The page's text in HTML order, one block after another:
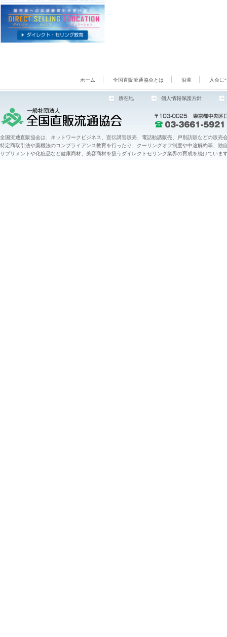
ホーム 全国直販流通協会とは 沿革 入会に
所在地 個人情報保護方針
全国流通直販協会は、ネットワークビジネス、宣伝講習販売、電話勧誘販売、戸別訪販などの販売
特定商取引法や薬機法のコンプライアンス教育を行ったり、クーリングオフ制度や中途解約等、
サプリメントや化粧品など健康商材、美容商材を扱うダイレクトセリング業界の育成を続けていま